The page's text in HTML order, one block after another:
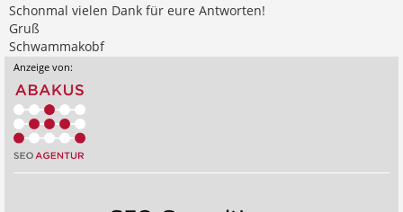
Schonmal vielen Dank für eure Antworten!
Gruß
Schwammakobf
Anzeige von: